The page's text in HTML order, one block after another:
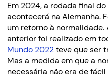
Em 2024, a rodada final
acontecerá na Alemanha.
um retorno à
anterior foi realizado em
Mundo 2022teve que ser
Mas a medida em que a
necessária não era de